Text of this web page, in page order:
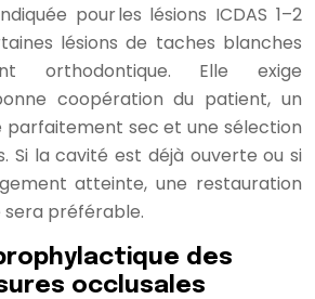
pour les lésions ICDAS 1–2
lésions de taches blanches
orthodontique. Elle exige
coopération du patient, un
sec et une sélection
Si la cavité est déjà ouverte ou si
atteinte, une restauration
sera préférable.
des
occlusales